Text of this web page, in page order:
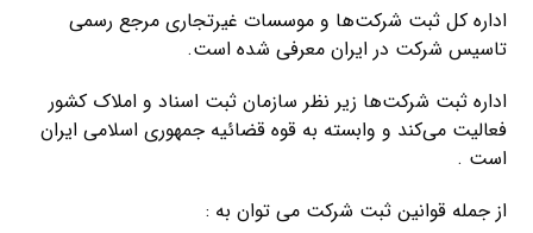
اداره کل ثبت شرکت‌ها و موسسات غیرتجاری مرجع رسمی
تاسیس شرکت در ایران معرفی شده است.
اداره ثبت شرکت‌ها زیر نظر سازمان ثبت اسناد و املاک کشور
فعالیت می‌کند و وابسته به قوه قضائیه جمهوری اسلامی ایران
است .
از جمله قوانین ثبت شرکت می توان به :